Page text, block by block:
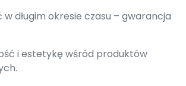
w długim okresie czasu – gwarancja
i estetykę wśród produktów